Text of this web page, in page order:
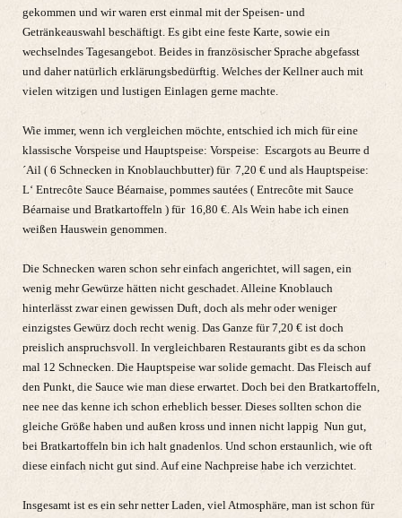
gekommen und wir waren erst einmal mit der Speisen- und
Getränkeauswahl beschäftigt. Es gibt eine feste Karte, sowie ein
wechselndes Tagesangebot. Beides in französischer Sprache abgefasst
und daher natürlich erklärungsbedürftig. Welches der Kellner auch mit
vielen witzigen und lustigen Einlagen gerne machte.
Wie immer, wenn ich vergleichen möchte, entschied ich mich für eine
klassische Vorspeise und Hauptspeise: Vorspeise: Escargots au Beurre d
´Ail ( 6 Schnecken in Knoblauchbutter) für 7,20 € und als Hauptspeise:
L‘ Entrecôte Sauce Béarnaise, pommes sautées ( Entrecôte mit Sauce
Béarnaise und Bratkartoffeln ) für 16,80 €. Als Wein habe ich einen
weißen Hauswein genommen.
Die Schnecken waren schon sehr einfach angerichtet, will sagen, ein
wenig mehr Gewürze hätten nicht geschadet. Alleine Knoblauch
hinterlässt zwar einen gewissen Duft, doch als mehr oder weniger
einzigstes Gewürz doch recht wenig. Das Ganze für 7,20 € ist doch
preislich anspruchsvoll. In vergleichbaren Restaurants gibt es da schon
mal 12 Schnecken. Die Hauptspeise war solide gemacht. Das Fleisch auf
den Punkt, die Sauce wie man diese erwartet. Doch bei den Bratkartoffeln,
nee nee das kenne ich schon erheblich besser. Dieses sollten schon die
gleiche Größe haben und außen kross und innen nicht lappig Nun gut,
bei Bratkartoffeln bin ich halt gnadenlos. Und schon erstaunlich, wie oft
diese einfach nicht gut sind. Auf eine Nachpreise habe ich verzichtet.
Insgesamt ist es ein sehr netter Laden, viel Atmosphäre, man ist schon für